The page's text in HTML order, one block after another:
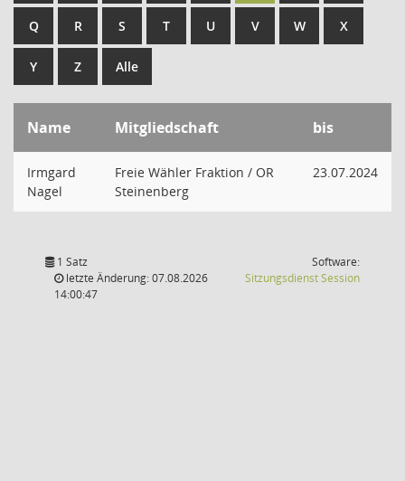
Q R S T U V W X
Y Z Alle
Name Mitgliedschaft bis
Irmgard
Nagel
Freie Wähler Fraktion / OR
Steinenberg
23.07.2024
1 Satz
letzte Änderung: 07.08.2026
14:00:47
Software:
SitzungsdienstSession(Wird in